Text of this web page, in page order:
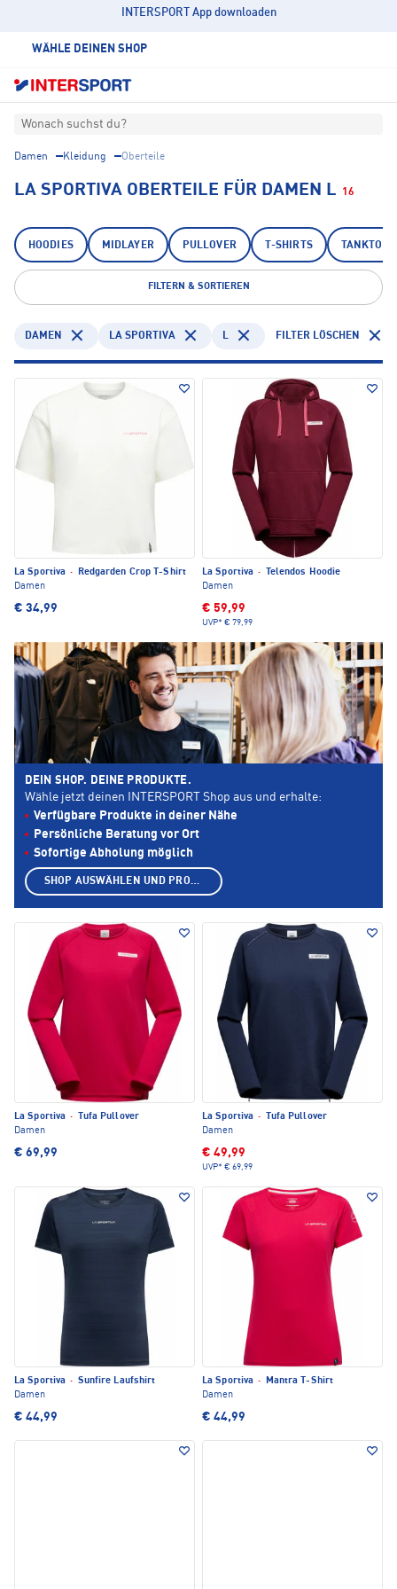
INTERSPORT App downloaden
WÄHLE DEINEN SHOP
Wonach suchst du?
Damen Kleidung Oberteile
LA SPORTIVA OBERTEILE FÜR DAMEN L 16
HOODIES MIDLAYER PULLOVER T-SHIRTS TANKTOPS
FILTERN & SORTIEREN
DAMEN LA SPORTIVA L FILTER LÖSCHEN
La Sportiva ·
Redgarden Crop T-Shirt
Damen
€ 34,99
La Sportiva ·
Telendos Hoodie
Damen
€ 59,99
UVP* € 79,99
La Sportiva ·
Tufa Pullover
Damen
€ 69,99
La Sportiva ·
Tufa Pullover
Damen
€ 49,99
UVP* € 69,99
La Sportiva · Sunfire Laufshirt
Damen
€ 44,99
La Sportiva ·
Mantra T-Shirt
Damen
€ 44,99
DEIN SHOP. DEINE PRODUKTE.
Wähle jetzt deinen INTERSPORT Shop aus und erhalte:
Verfügbare Produkte in deiner Nähe
Persönliche Beratung vor Ort
Sofortige Abholung möglich
SHOP AUSWÄHLEN UND PRODUKTE ANZEIGEN